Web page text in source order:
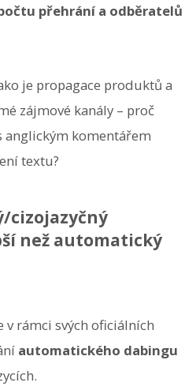
přehrání a odběratelů
je propagace produktů a
zájmové kanály – proč
anglickým komentářem
textu?
cizojazyčný
než automatický
v rámci svých oficiálních
automatického dabingu